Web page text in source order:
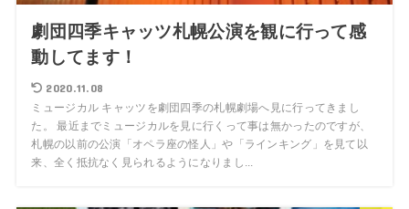
劇団四季キャッツ札幌公演を観に行って感
動してます！
2020.11.08
ミュージカル キャッツを劇団四季の札幌劇場へ見に行ってきまし
た。 最近までミュージカルを見に行くって事は無かったのですが、
札幌の以前の公演「オペラ座の怪人」や「ラインキング」を見て以
来、全く抵抗なく見られるようになりまし...